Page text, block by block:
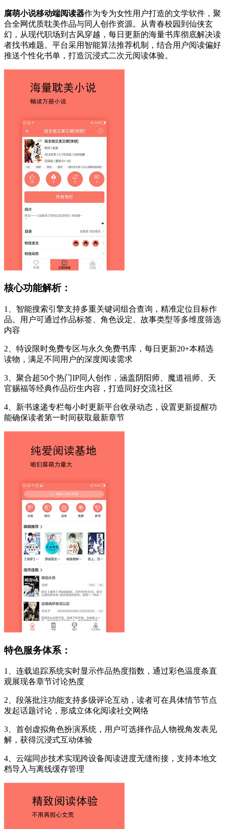
腐萌小说移动端阅读器作为专为女性用户打造的文学软件，聚
合全网优质耽美作品与同人创作资源。从青春校园到仙侠玄
幻，从现代职场到古风穿越，每日更新的海量书库彻底解决读
者找书难题。平台采用智能算法推荐机制，结合用户阅读偏好
推送个性化书单，打造沉浸式二次元阅读体验。
核心功能解析：
1、智能搜索引擎支持多重关键词组合查询，精准定位目标作
品。用户可通过作品标签、角色设定、故事类型等多维度筛选
内容
2、特设限时免费专区与永久免费书库，每日更新20+本精选
读物，满足不同用户的深度阅读需求
3、聚合超50个热门IP同人创作，涵盖阴阳师、魔道祖师、天
官赐福等经典作品衍生内容，打造同好交流社区
4、新书速递专栏每小时更新平台收录动态，设置更新提醒功
能确保读者第一时间获取最新章节
特色服务体系：
1、连载追踪系统实时显示作品热度指数，通过彩色温度条直
观展现各章节讨论热度
2、段落批注功能支持多级评论互动，读者可在具体情节节点
发起话题讨论，形成立体化阅读社交网络
3、首创虚拟角色扮演系统，用户可选择作品人物视角发表见
解，获得沉浸式互动体验
4、云端同步技术实现跨设备阅读进度无缝衔接，支持本地文
档导入与离线缓存管理